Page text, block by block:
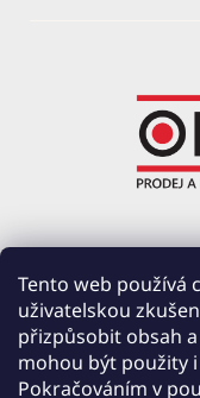
Tento web používá
uživatelskou
přizpůsobit obsah
mohou být použity
Pokračováním v